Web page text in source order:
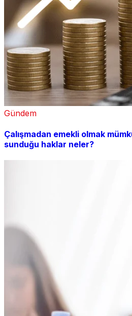
Gündem
Çalışmadan emekli olmak
sunduğu haklar neler?